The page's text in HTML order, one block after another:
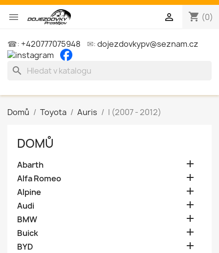
 shopping_cart (0)

☎: +420777075948 ✉:dojezdovkypv@seznam.cz
search
Domů Toyota Auris I (2007 - 2012)
DOMŮ
Abarth 
Alfa Romeo 
Alpine 
Audi 
BMW 
Buick 
BYD 